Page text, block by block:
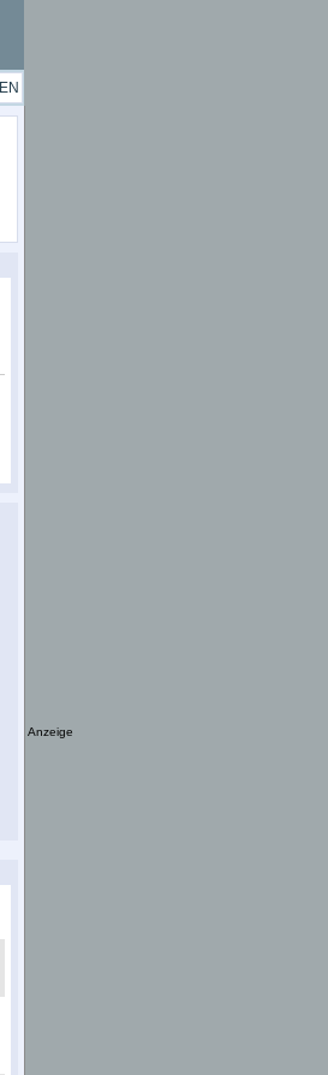
Anzeige